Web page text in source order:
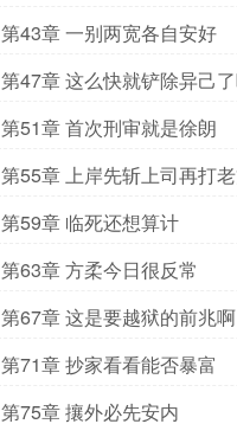
第43章 一别两宽各自安好
第47章 这么快就铲除异己
第51章 首次刑审就是徐朗
第55章 上岸先斩上司再打
第59章 临死还想算计
第63章 方柔今日很反常
第67章 这是要越狱的前兆啊
第71章 抄家看看能否暴富
第75章 攘外必先安内